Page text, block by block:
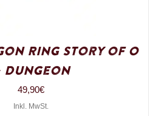
Ring Story of O
Dungeon
49,90€
Inkl. MwSt.